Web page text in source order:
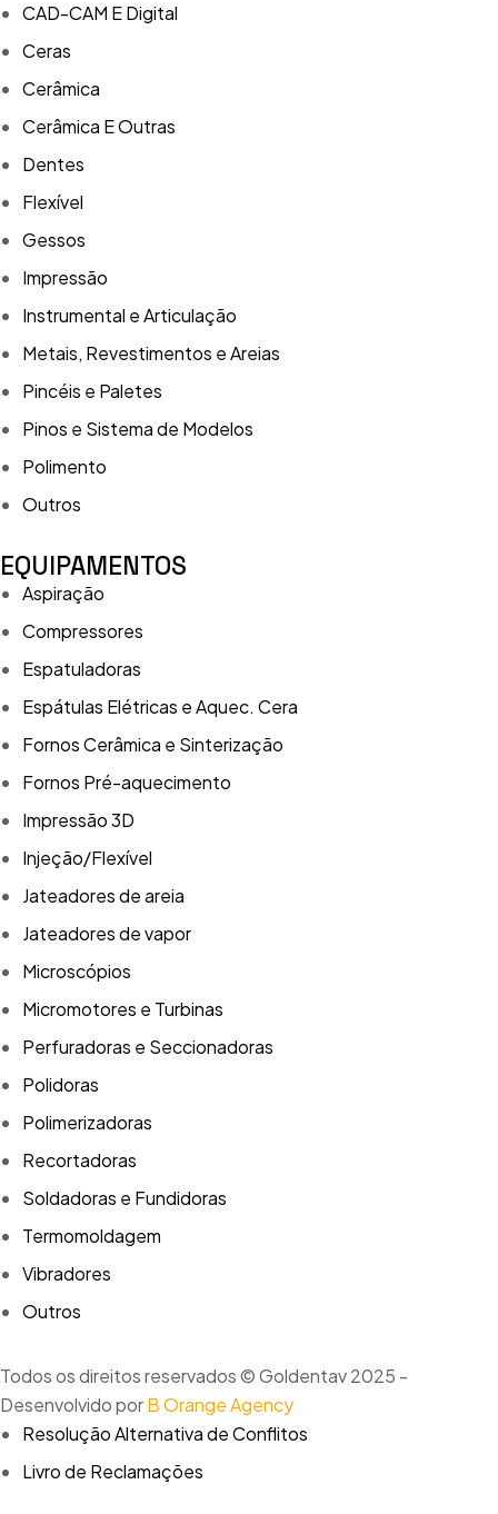
CAD-CAM E Digital
Ceras
Cerâmica
Cerâmica E Outras
Dentes
Flexível
Gessos
Impressão
Instrumental e Articulação
Metais, Revestimentos e Areias
Pincéis e Paletes
Pinos e Sistema de Modelos
Polimento
Outros
EQUIPAMENTOS
Aspiração
Compressores
Espatuladoras
Espátulas Elétricas e Aquec. Cera
Fornos Cerâmica e Sinterização
Fornos Pré-aquecimento
Impressão 3D
Injeção/Flexível
Jateadores de areia
Jateadores de vapor
Microscópios
Micromotores e Turbinas
Perfuradoras e Seccionadoras
Polidoras
Polimerizadoras
Recortadoras
Soldadoras e Fundidoras
Termomoldagem
Vibradores
Outros
Todos os direitos reservados © Goldentav 2025 -
Desenvolvido porB Orange Agency
Resolução Alternativa de Conflitos
Livro de Reclamações